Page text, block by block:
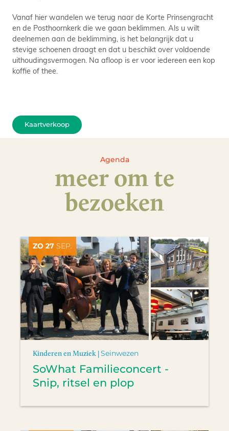
Vanaf hier wandelen we terug naar de Korte Prinsengracht
en de Posthoornkerk die we gaan beklimmen. Als u wilt
deelnemen aan de beklimming, is het belangrijk dat u
stevige schoenen draagt en dat u beschikt over voldoende
uithoudingsvermogen. Na afloop is er voor iedereen een kop
koffie of thee.
Kaartverkoop
Agenda
meer om te
bezoeken
ZO 27 SEP.
Kinderen en Muziek |Seinwezen
SoWhat Familieconcert -
Snip, ritsel en plop